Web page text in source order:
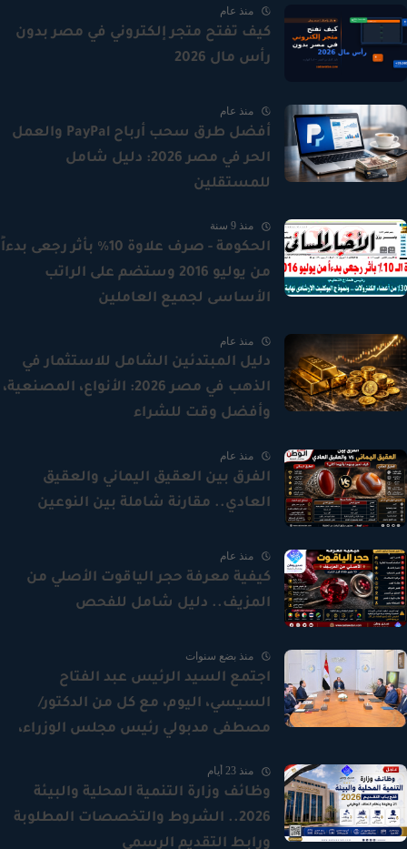
منذ عام
كيف تفتح متجر إلكتروني في مصر بدون
رأس مال 2026
منذ عام
أفضل طرق سحب أرباح PayPal والعمل
الحر في مصر 2026: دليل شامل
للمستقلين
منذ 9 سنة
الحكومة - صرف علاوة 10% بأثر رجعى بدءاً
من يوليو 2016 وستضم على الراتب
الأساسى لجميع العاملين
منذ عام
دليل المبتدئين الشامل للاستثمار في
الذهب في مصر 2026: الأنواع، المصنعية،
وأفضل وقت للشراء
منذ عام
الفرق بين العقيق اليماني والعقيق
العادي.. مقارنة شاملة بين النوعين
منذ عام
كيفية معرفة حجر الياقوت الأصلي من
المزيف.. دليل شامل للفحص
منذ بضع سنوات
اجتمع السيد الرئيس عبد الفتاح
السيسي، اليوم، مع كل من الدكتور/
مصطفى مدبولي رئيس مجلس الوزراء،
والتجارة الداخلية، والسيد/ علاء فاروق
وزير الزراعة واستصلاح الأراضي، واللواء/
أمير سيد أحمد مستشار رئيس
منذ 23 أيام
وظائف وزارة التنمية المحلية والبيئة
2026.. الشروط والتخصصات المطلوبة
ورابط التقديم الرسمي